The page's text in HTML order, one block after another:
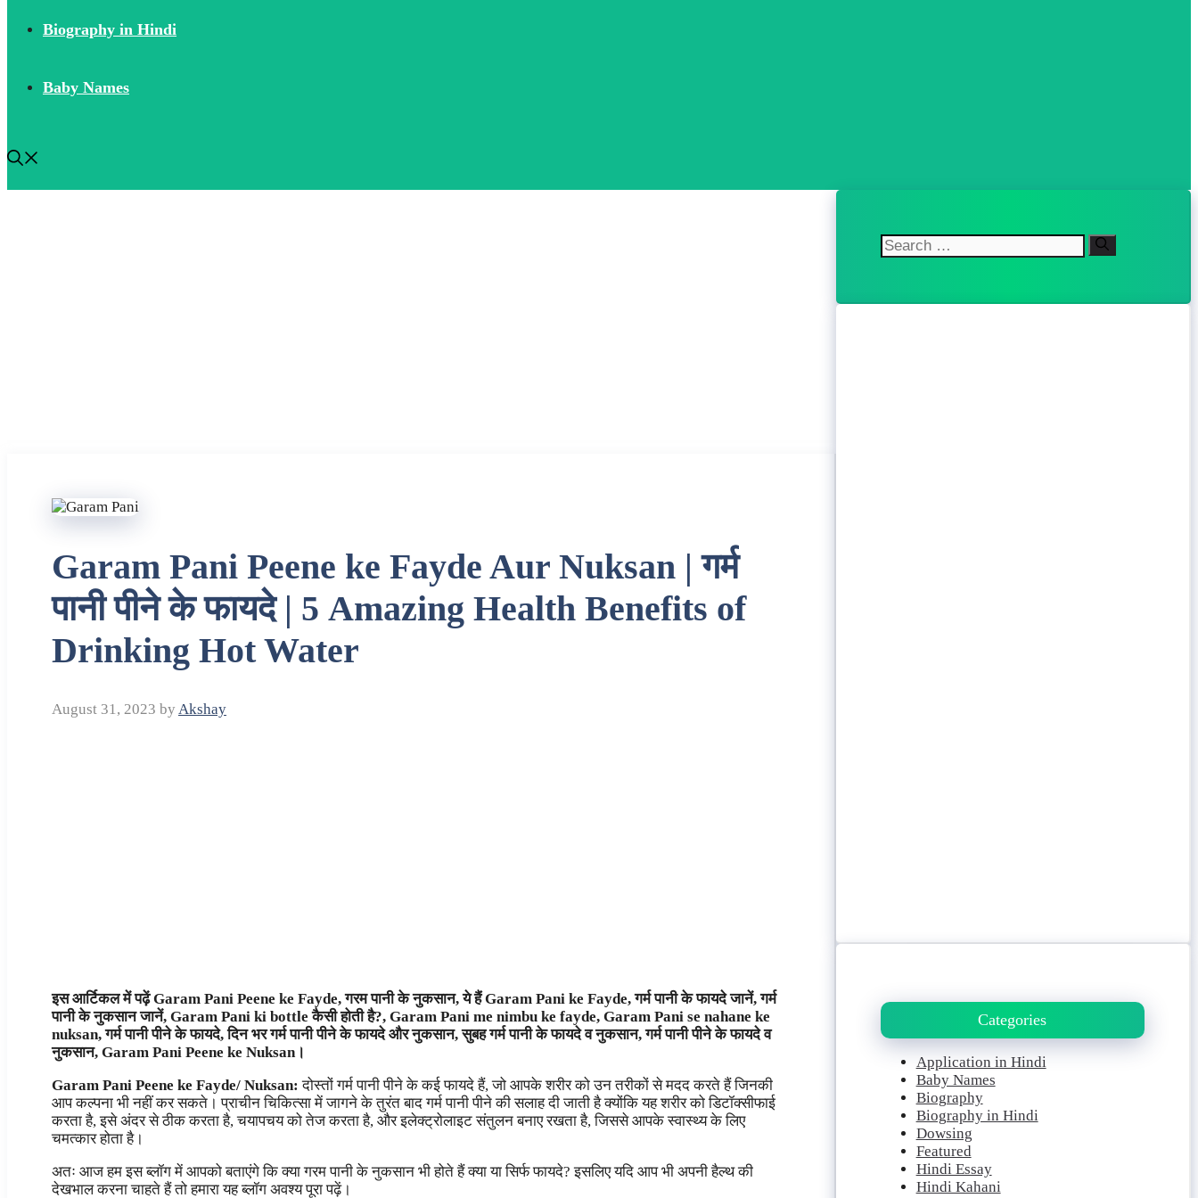
Biography in Hindi
Baby Names
Garam Pani Peene ke Fayde Aur Nuksan | गर्म
पानी पीने के फायदे | 5 Amazing Health Benefits of
Drinking Hot Water
August 31, 2023 by Akshay
इस आर्टिकल में पढ़ें Garam Pani Peene ke Fayde, गरम पानी के नुकसान, ये हैं Garam Pani ke Fayde, गर्म पानी के फायदे जानें, गर्म
पानी के नुकसान जानें, Garam Pani ki bottle कैसी होती है?, Garam Pani me nimbu ke fayde, Garam Pani se nahane ke
nuksan, गर्म पानी पीने के फायदे, दिन भर गर्म पानी पीने के फायदे और नुकसान, सुबह गर्म पानी के फायदे व नुकसान, गर्म पानी पीने के फायदे व
नुकसान, Garam Pani Peene ke Nuksan।
Garam Pani Peene ke Fayde/ Nuksan: दोस्तों गर्म पानी पीने के कई फायदे हैं, जो आपके शरीर को उन तरीकों से मदद करते हैं जिनकी
आप कल्पना भी नहीं कर सकते। प्राचीन चिकित्सा में जागने के तुरंत बाद गर्म पानी पीने की सलाह दी जाती है क्योंकि यह शरीर को डिटॉक्सीफाई
करता है, इसे अंदर से ठीक करता है, चयापचय को तेज करता है, और इलेक्ट्रोलाइट संतुलन बनाए रखता है, जिससे आपके स्वास्थ्य के लिए
चमत्कार होता है।
अतः आज हम इस ब्लॉग में आपको बताएंगे कि क्या गरम पानी के नुकसान भी होते हैं क्या या सिर्फ फायदे? इसलिए यदि आप भी अपनी हैल्थ की
देखभाल करना चाहते हैं तो हमारा यह ब्लॉग अवश्य पूरा पढ़ें।
Search
for:
Categories
Application in Hindi
Baby Names
Biography
Biography in Hindi
Dowsing
Featured
Hindi Essay
Hindi Kahani